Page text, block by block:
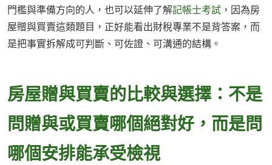
門檻與準備方向的人，也可以延伸了解記帳士考試 ，因為房
屋贈與買賣這類題目，正好能看出財稅專業不是背答案，而
是把事實拆解成可判斷、可佐證、可溝通的結構。
房屋贈與買賣的比較與選擇：不是
問贈與或買賣哪個絕對好，而是問
哪個安排能承受檢視